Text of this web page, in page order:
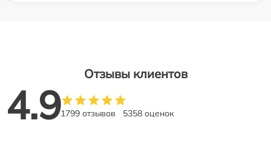
Отзывы клиентов
4.91799 отзывов 5358 оценок